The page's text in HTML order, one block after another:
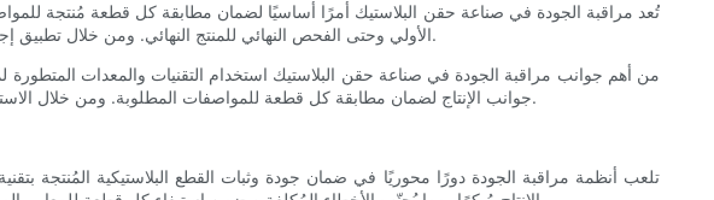
تُعد مراقبة الجودة في صناعة حقن البلاستيك أمرًا أساسيًا لضمان مطابقة كل قطعة مُنتجة
الأولي وحتى الفحص النهائي للمنتج النهائي. ومن خلال تطبيق إجراءات مراقبة الجودة، يُمكن للمصنعين تحديد أي مشاكل قد تظهر أثناء الإنتاج ومعالجتها، مما يمنع العيوب ويضمن جودة المنتج.
من أهم جوانب مراقبة الجودة في صناعة حقن البلاستيك استخدام التقنيات والمعدات المتطورة
جوانب الإنتاج لضمان مطابقة كل قطعة للمواصفات المطلوبة. ومن خلال الاستثمار في أنظمة مراقبة الجودة، يمكن للمصنعين تقليل الأخطاء والعيوب، مما ينتج عنه منتجات تلبي أعلى معايير الجودة والأداء.
تلعب أنظمة مراقبة الجودة دورًا محوريًا في ضمان جودة وثبات القطع البلاستيكية المُنتجة